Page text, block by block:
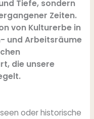
Tiefe, sondern
Zeiten.
von Kulturerbe in
und Arbeitsräume
die unsere
oder historische